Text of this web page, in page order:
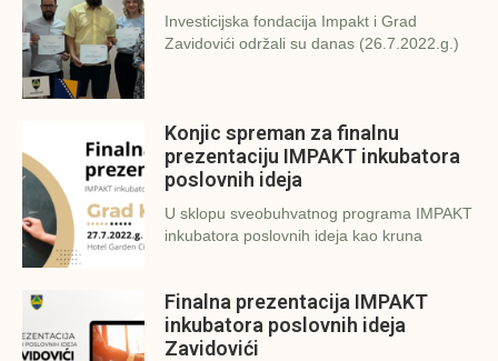
Investicijska fondacija Impakt i Grad
Zavidovići održali su danas (26.7.2022.g.)
Konjic spreman za finalnu
prezentaciju IMPAKT inkubatora
poslovnih ideja
U sklopu sveobuhvatnog programa IMPAKT
inkubatora poslovnih ideja kao kruna
Finalna prezentacija IMPAKT
inkubatora poslovnih ideja
Zavidovići